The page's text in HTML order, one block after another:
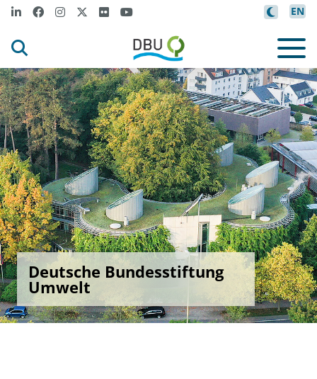
EN
Deutsche Bundesstiftung
Umwelt